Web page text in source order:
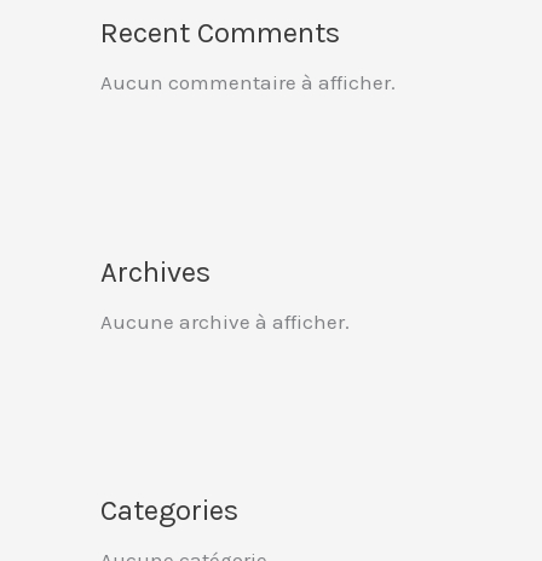
Recent Comments
Aucun commentaire à afficher.
Archives
Aucune archive à afficher.
Categories